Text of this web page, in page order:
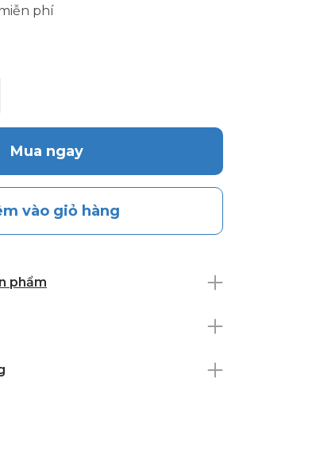
phí
Mua ngay
vào giỏ hàng
phẩm